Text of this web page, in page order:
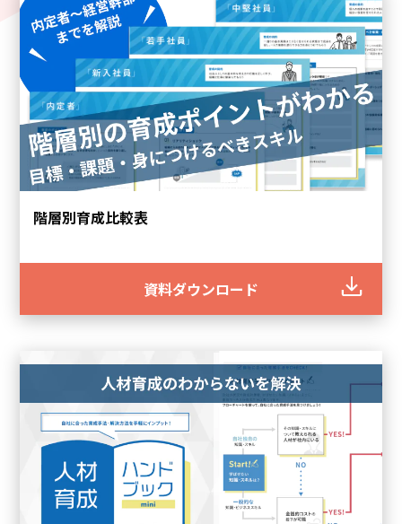
アセスメント
一人ひとりのビジネススキルを可視化できる診断テスト
階層別育成比較表
資料ダウンロード